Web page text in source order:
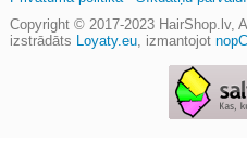
Copyright © 2017-2023 HairShop.lv,
izstrādāts Loyaty.eu, izmantojot